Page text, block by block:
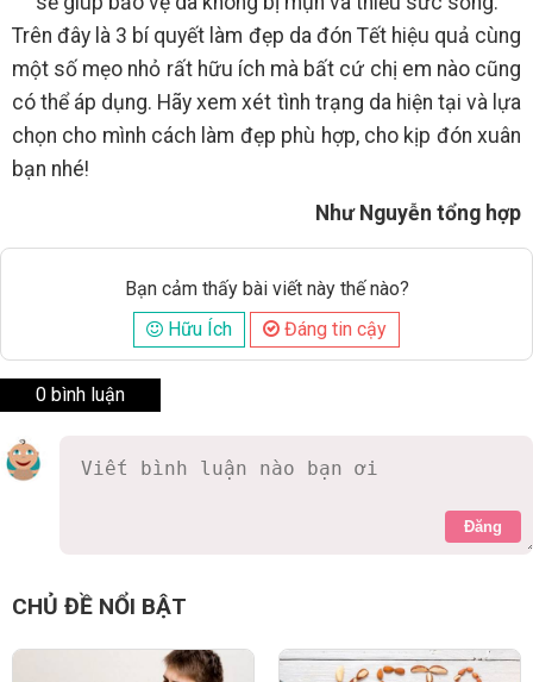
Trên đây là 3 bí quyết làm đẹp da đón Tết hiệu quả cùng
một số mẹo nhỏ rất hữu ích mà bất cứ chị em nào cũng
có thể áp dụng. Hãy xem xét tình trạng da hiện tại và lựa
chọn cho mình cách làm đẹp phù hợp, cho kịp đón xuân
bạn nhé!
Như Nguyễn tổng hợp
Bạn cảm thấy bài viết này thế nào?
Hữu Ích
Đáng tin cậy
0 bình luận
Đăng
CHỦ ĐỀ NỔI BẬT